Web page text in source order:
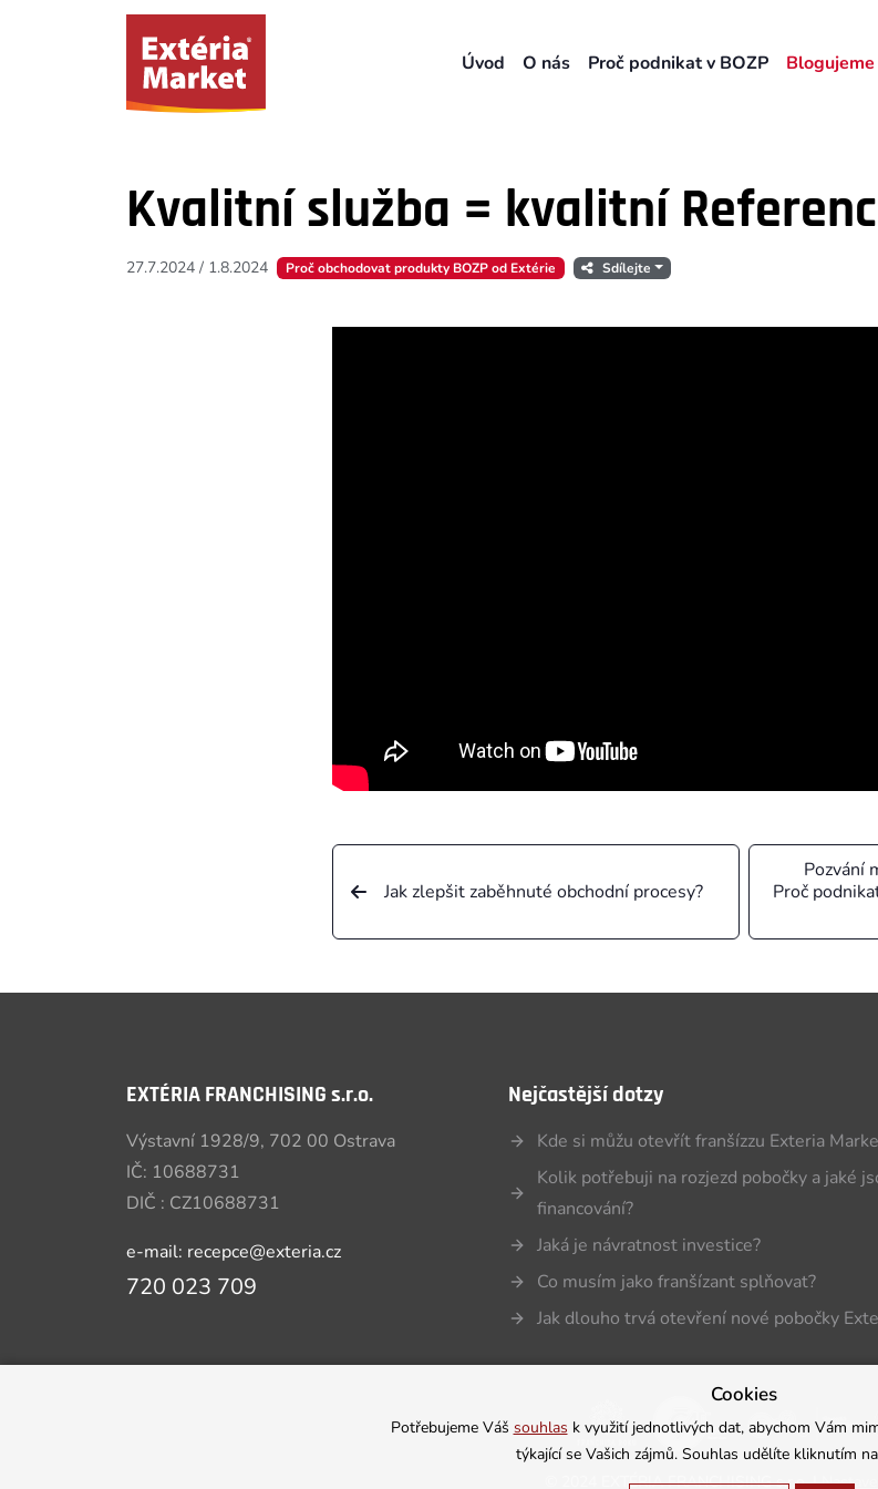
Úvod O nás Proč podnikat v BOZP Blogujeme
Kvalitní služba = kvalitní
27.7.2024 / 1.8.2024 Proč obchodovat produkty BOZP od Extérie Sdílejte
Jak zlepšit zaběhnuté obchodní procesy?
Pozvání
Proč
EXTÉRIA FRANCHISING s.r.o.
Výstavní 1928/9, 702 00 Ostrava
IČ: 10688731
DIČ : CZ10688731
e-mail: recepce@exteria.cz
720 023 709
Nejčastější dotzy
Kde si můžu otevřít franšízzu Exteria
Kolik potřebuji na rozjezd pobočky a jaké
financování?
Jaká je návratnost investice?
Co musím jako franšízant splňovat?
Jak dlouho trvá otevření nové pobočky
2024 EXTÉRIA FRANCHISING s.r.o. |
Cookies
Potřebujeme Váš souhlas k využití jednotlivých dat, abychom Vám
týkající se Vašich zájmů. Souhlas udělíte kliknutím